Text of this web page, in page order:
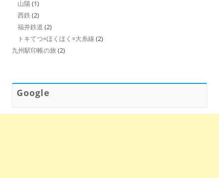
山陽 (1)
西鉄 (2)
福井鉄道 (2)
トキてつ×ほくほく×大糸線 (2)
九州駅印帳の旅 (2)
Google